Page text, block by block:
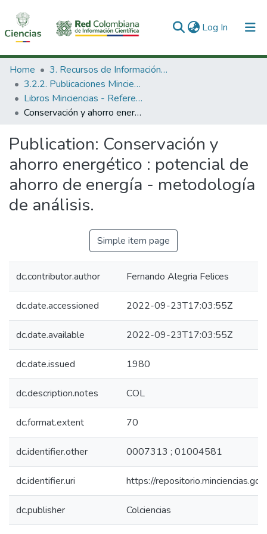
Log In (current)
Communities & Collections
All of DSpace
Statistics
Home
3. Recursos de Información Científica y Tecnológica
3.2.2. Publicaciones Minciencias
Libros Minciencias - Referenciales
Conservación y ahorro energético : potencial de ahorro de energía - metodología de análisis.
Publication: Conservación y
ahorro energético : potencial de
ahorro de energía - metodología
de análisis.
Simple item page
dc.contributor.author Fernando Alegria Felices
dc.date.accessioned 2022-09-23T17:03:55Z
dc.date.available 2022-09-23T17:03:55Z
dc.date.issued 1980
dc.description.notes COL
dc.format.extent 70
dc.identifier.other 0007313 ; 01004581
dc.identifier.uri https://
dc.publisher Colciencias